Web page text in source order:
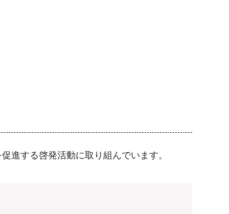
進する啓発活動に取り組んでいます。